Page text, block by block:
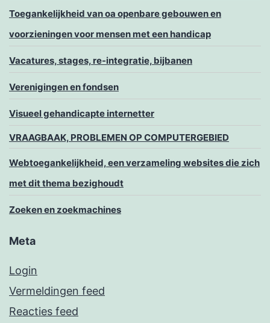
Toegankelijkheid van oa openbare gebouwen en
voorzieningen voor mensen met een handicap
Vacatures, stages, re-integratie, bijbanen
Verenigingen en fondsen
Visueel gehandicapte internetter
VRAAGBAAK, PROBLEMEN OP COMPUTERGEBIED
Webtoegankelijkheid, een verzameling websites die zich
met dit thema bezighoudt
Zoeken en zoekmachines
Meta
Login
Vermeldingen feed
Reacties feed